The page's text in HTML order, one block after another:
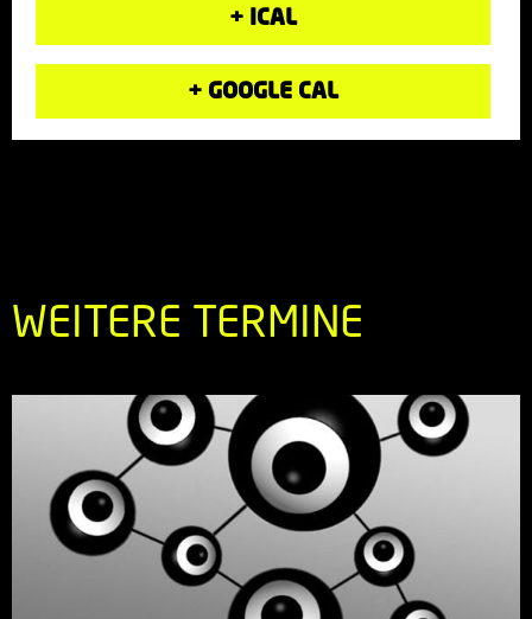
+ ICAL
+ GOOGLE CAL
WEITERE TERMINE